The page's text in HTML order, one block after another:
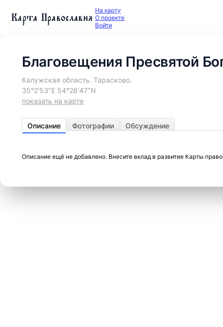
Карта Православия На карту
О проекте
Войти
Благовещения Пресвятой
Калужская область. Тарасково.
35°2′53″E 54°28′47″N
показать на карте
Описание Фотографии Обсуждение
Описание ещё не добавлено. Внесите вклад в развитие Карты